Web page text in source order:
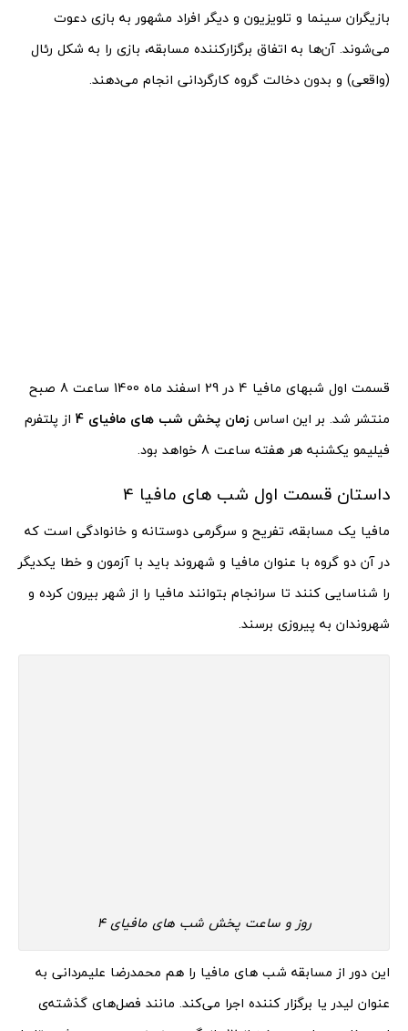
بازیگران سینما و تلویزیون و دیگر افراد مشهور به بازی دعوت
می‌شوند. آن‌ها به اتفاق برگزارکننده مسابقه، بازی را به شکل رئال
(واقعی) و بدون دخالت گروه کارگردانی انجام می‌دهند.
قسمت اول شبهای مافیا 4 در 29 اسفند ماه 1400 ساعت 8 صبح
منتشر شد. بر این اساس زمان پخش شب های مافیای 4
از پلتفرم
فیلیمو یکشنبه هر هفته ساعت 8 خواهد بود.
داستان قسمت اول شب های مافیا 4
مافیا یک مسابقه، تفریح و سرگرمی دوستانه و خانوادگی است که
در آن دو گروه با عنوان مافیا و شهروند باید با آزمون و خطا یکدیگر
را شناسایی کنند تا سرانجام بتوانند مافیا را از شهر بیرون کرده و
شهروندان به پیروزی برسند.
روز و ساعت پخش شب های مافیای 4
این دور از مسابقه شب های مافیا را هم محمدرضا علیمردانی به
عنوان لیدر یا برگزار کننده اجرا می‌کند. مانند فصل‌های گذشته‌ی